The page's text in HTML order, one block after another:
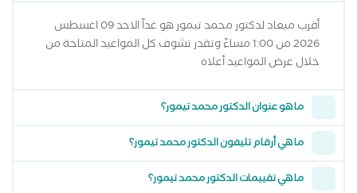
أقرب ميعاد لدكتور محمد تيمور هو غداً الاحد 09 اغسطس
2026 من 1:00 مساءً وتقدر تشوف كل المواعيد المتاحة من
خلال عرض المواعيد أعلاه
ما هو عنوان الدكتور محمد تيمور؟
ما هي أرقام تليفون الدكتور محمد تيمور؟
ما هي تقييمات الدكتور محمد تيمور؟